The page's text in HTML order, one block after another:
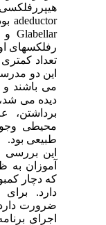
adeductor
Glabellarو
رفلکسهای
تعداد
این دو
می باشند و
دیده می
برداشتن،
محیطی
طبیعی بود.
این
آموزان به
که دچار
دارد. برای
ضرورت
اجرای